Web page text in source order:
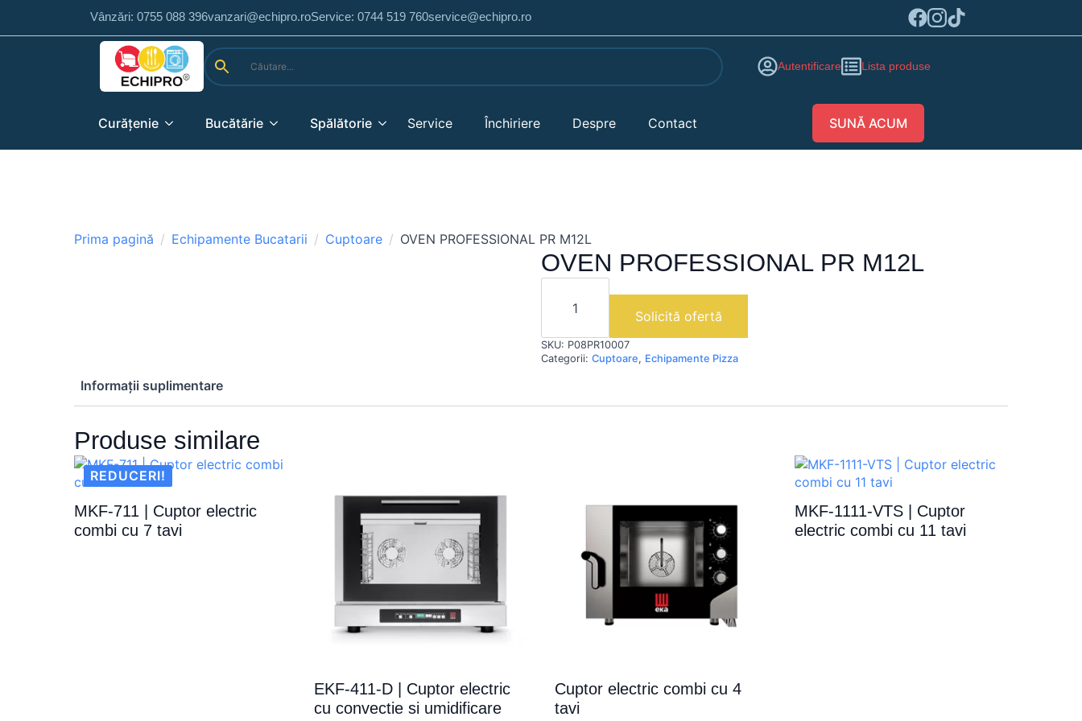
Vânzări: 0755 088 396vanzari@echipro.roService: 0744 519 760service@echipro.ro
Autentificare Lista produse
Curățenie Bucătărie Spălătorie Service Închiriere Despre Contact SUNĂ ACUM
Prima pagină Echipamente Bucatarii Cuptoare OVEN PROFESSIONAL PR M12L
OVEN PROFESSIONAL PR M12L
Cantitate
PROFESSIONAL
M12L
Solicită ofertă
SKU: P08PR10007
Categorii: Cuptoare, Echipamente Pizza
Informații suplimentare
Produse similare
REDUCERI!
MKF-711 | Cuptor electric
combi cu 7 tavi
EKF-411-D | Cuptor electric
cu convectie si umidificare
Cuptor electric combi cu 4
tavi
MKF-1111-VTS | Cuptor
electric combi cu 11 tavi